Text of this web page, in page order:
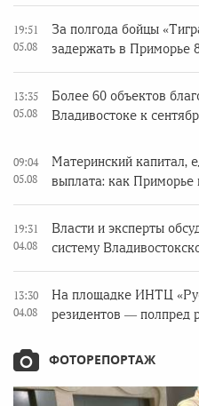
19:51
05.08
За полгода бойцы
задержать в Приморье
13:35
05.08
Более 60 объектов
Владивостоке к
09:04
05.08
Материнский капитал,
выплата: как Приморье
19:31
04.08
Власти и эксперты
систему
13:30
04.08
На площадке ИНТЦ
резидентов — полпред
ФОТОРЕПОРТАЖ